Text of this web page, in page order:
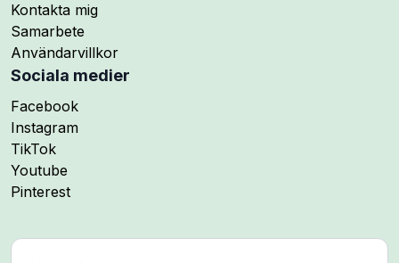
Kontakta mig
Samarbete
Användarvillkor
Sociala medier
Följ mig på
Facebook
Följ mig på
Instagram
Följ mig på
TikTok
Följ mig på
Youtube
Följ mig på
Pinterest